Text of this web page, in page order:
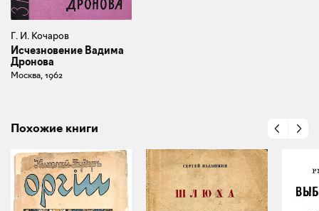
Г. И. Кочаров
Исчезновение Вадима
Дронова
Москва, 1962
Похожие книги